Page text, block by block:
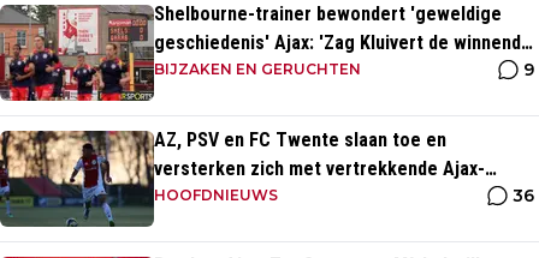
Shelbourne-trainer bewondert 'geweldige
geschiedenis' Ajax: 'Zag Kluivert de winnende
scoren'
BIJZAKEN EN GERUCHTEN 9
AZ, PSV en FC Twente slaan toe en
versterken zich met vertrekkende Ajax-
talenten
HOOFDNIEUWS 36